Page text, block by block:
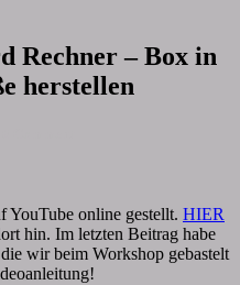
Rechner – Box in
herstellen
YouTube online gestellt. HIER
hin. Im letzten Beitrag habe
wir beim Workshop gebastelt